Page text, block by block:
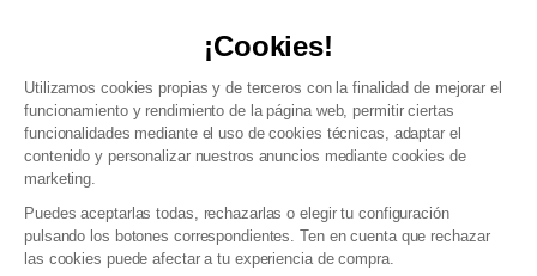
¡Cookies!
Utilizamos cookies propias y de terceros con la finalidad de mejorar el
funcionamiento y rendimiento de la página web, permitir ciertas
funcionalidades mediante el uso de cookies técnicas, adaptar el
contenido y personalizar nuestros anuncios mediante cookies de
marketing.
Puedes aceptarlas todas, rechazarlas o elegir tu configuración
pulsando los botones correspondientes. Ten en cuenta que rechazar
las cookies puede afectar a tu experiencia de compra.
Política de gestión de datos personales y cookies
Condiciones generales de Venta Profesional
Declaración de accesibilidad